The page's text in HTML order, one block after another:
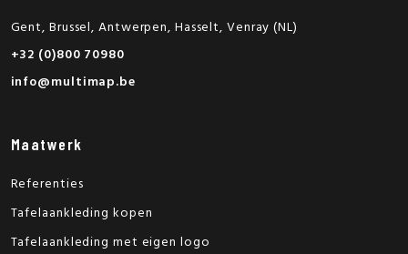
Gent, Brussel, Antwerpen, Hasselt, Venray (NL)
+32 (0)800 70980
info@multimap.be
Maatwerk
Referenties
Tafelaankleding kopen
Tafelaankleding met eigen logo